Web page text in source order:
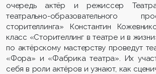
очередь актёр и режиссер
театрально-образовательного
сторителлинга» Константин
класс «Сторителлинг в театре и в
по актёрскому мастерству проведут
«Фора» и «Фабрика театра». Их
себя в роли актёров и узнают, как